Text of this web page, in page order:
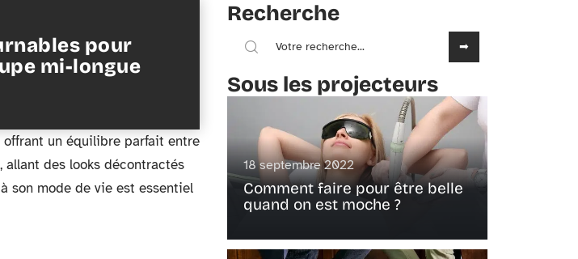
pour
mi-longue
offrant un équilibre parfait entre
des looks décontractés
son mode de vie est essentiel
Recherche
Sous les projecteurs
18 septembre 2022
Comment faire pour être belle
quand on est moche ?